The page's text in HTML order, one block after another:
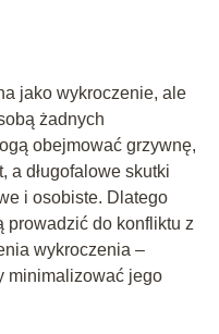
jako wykroczenie, ale
żadnych
obejmować grzywnę,
a długofalowe skutki
i osobiste. Dlatego
prowadzić do konfliktu z
wykroczenia –
minimalizować jego